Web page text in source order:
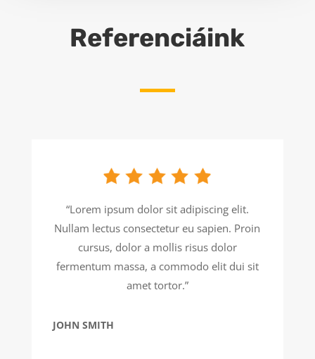
Referenciáink
“Lorem ipsum dolor sit adipiscing elit.
Nullam lectus consectetur eu sapien. Proin
cursus, dolor a mollis risus dolor
fermentum massa, a commodo elit dui sit
amet tortor.”
JOHN SMITH